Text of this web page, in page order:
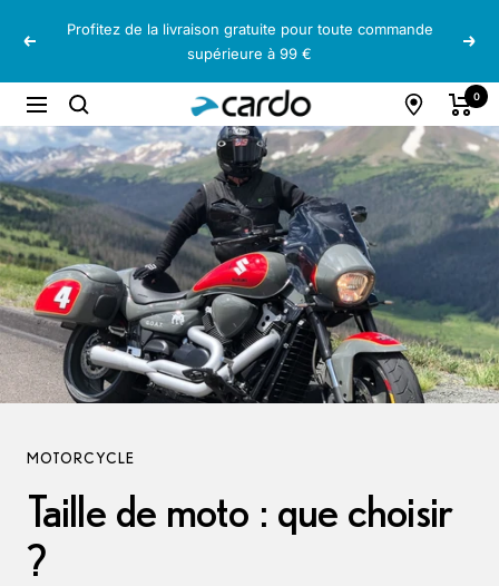
Précédent
Profitez de la livraison gratuite pour toute commande
supérieure à 99 €
Navigation
Cardo
Systems
0
MOTORCYCLE
Taille de moto : que choisir
?